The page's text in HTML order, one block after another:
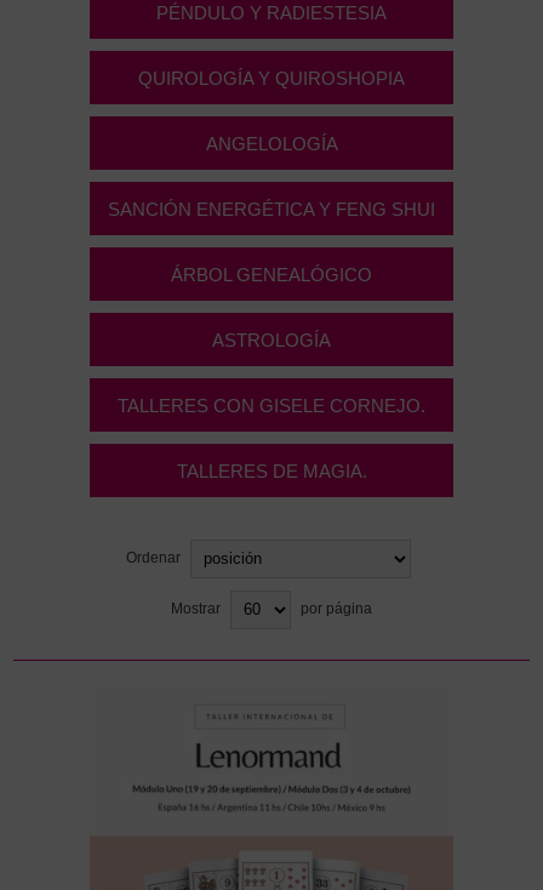
PÉNDULO Y RADIESTESIA
QUIROLOGÍA Y QUIROSHOPIA
ANGELOLOGÍA
SANCIÓN ENERGÉTICA Y FENG SHUI
ÁRBOL GENEALÓGICO
ASTROLOGÍA
TALLERES CON GISELE CORNEJO.
TALLERES DE MAGIA.
Ordenar
Mostrar por página